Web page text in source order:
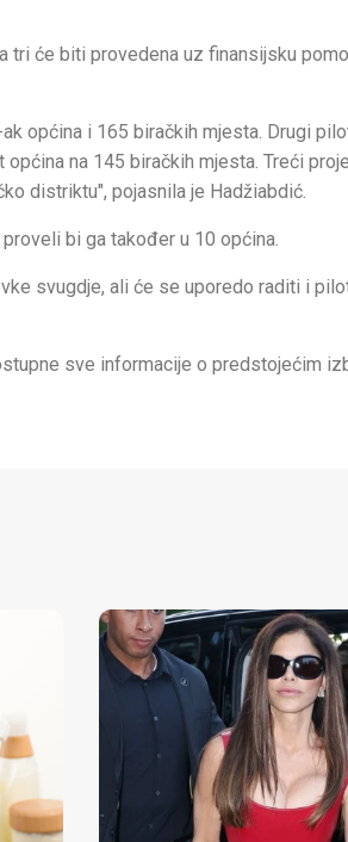
tri će biti provedena uz finansijsku
općina i 165 biračkih mjesta. Drugi
na 145 biračkih mjesta. Treći
distriktu", pojasnila je Hadžiabdić.
bi ga također u 10 općina.
svugdje, ali će se uporedo raditi i
sve informacije o predstojećim